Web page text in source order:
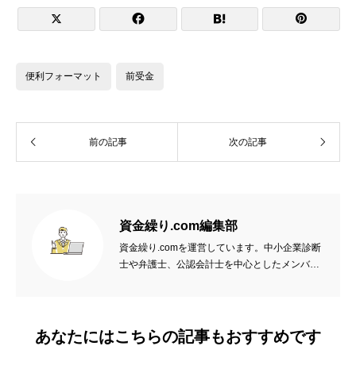
   
便利フォーマット 前受金
前の記事 次の記事
資金繰り.com編集部
資金繰り.comを運営しています。中小企業診断
士や弁護士、公認会計士を中心としたメンバー
あなたにはこちらの記事もおすすめです